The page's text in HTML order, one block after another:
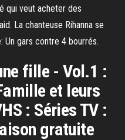
qui veut acheter des
La chanteuse Rihanna se
Un gars contre 4 bourrés.
fille - Vol.1 :
et leurs
: Séries TV :
gratuite